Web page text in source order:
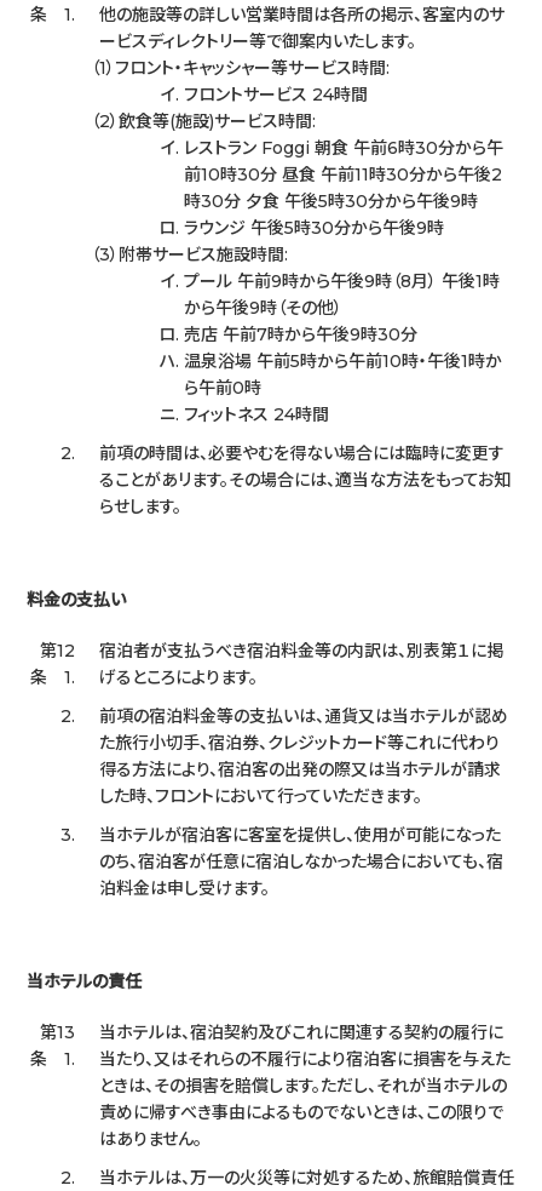
条 1.
他の施設等の詳しい営業時間は各所の掲示、客室内のサ
ービスディレクトリー等で御案内いたします。
フロント・キャッシャー等サービス時間:
フロントサービス 24時間
飲食等(施設)サービス時間:
レストラン Foggi 朝食 午前6時30分から午
前10時30分 昼食 午前11時30分から午後2
時30分 夕食 午後5時30分から午後9時
ラウンジ 午後5時30分から午後9時
附帯サービス施設時間:
プール 午前9時から午後9時（8月） 午後1時
から午後9時（その他）
売店 午前7時から午後9時30分
温泉浴場 午前5時から午前10時・午後1時か
ら午前0時
フィットネス 24時間
2.
前項の時間は、必要やむを得ない場合には臨時に変更す
ることがあリます。その場合には、適当な方法をもってお知
らせします。
料金の支払い
第12
条 1.
宿泊者が支払うべき宿泊料金等の内訳は、別表第１に掲
げるところによります。
2.
前項の宿泊料金等の支払いは、通貨又は当ホテルが認め
た旅行小切手、宿泊券、クレジットカード等これに代わり
得る方法により、宿泊客の出発の際又は当ホテルが請求
した時、フロントにおいて行っていただきます。
3.
当ホテルが宿泊客に客室を提供し、使用が可能になった
のち、宿泊客が任意に宿泊しなかった場合においても、宿
泊料金は申し受けます。
当ホテルの責任
第13
条 1.
当ホテルは、宿泊契約及びこれに関連する契約の履行に
当たり、又はそれらの不履行により宿泊客に損害を与えた
ときは、その損害を賠償します。ただし、それが当ホテルの
責めに帰すべき事由によるものでないときは、この限りで
はありません。
2.
当ホテルは、万一の火災等に対処するため、旅館賠償責任